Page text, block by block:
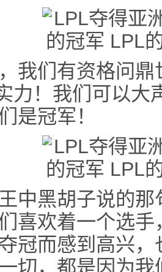
我们有资格问
力！我们可以大
是冠军！
中黑胡子说的
喜欢着一个选
冠而感到高兴
切，都是因为